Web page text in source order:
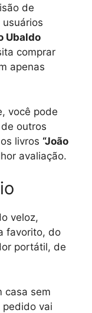
de
Ubaldo
comprar
apenas
você pode
outros
livros “João
avaliação.
veloz,
favorito, do
portátil, de
casa sem
pedido vai